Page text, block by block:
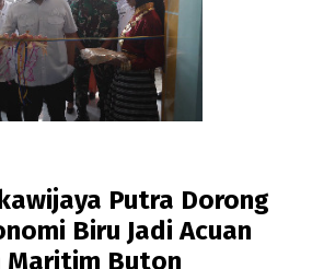
Putra Dorong
Biru Jadi Acuan
Maritim Buton